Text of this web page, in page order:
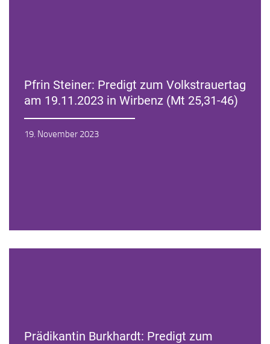
Pfrin Steiner: Predigt zum Volkstrauertag
am 19.11.2023 in Wirbenz (Mt 25,31-46)
19. November 2023
Zur Andacht
Prädikantin Burkhardt: Predigt zum